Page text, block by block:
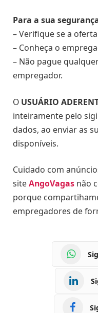
Para a sua
– Verifique se a
– Conheça o
– Não pague
empregador.
O USUÁRIO
inteiramente pelo
dados, ao enviar as
disponíveis.
Cuidado com
siteAngoVagas não
porque
empregadores de